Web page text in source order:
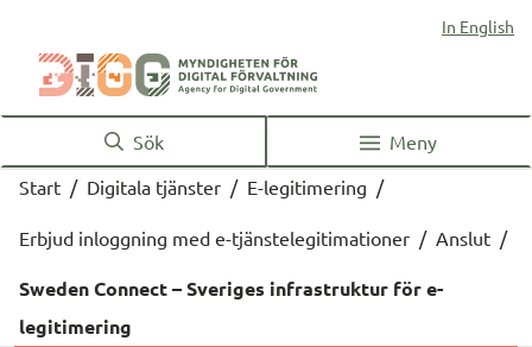
In English
Sök
Meny
Start / Digitala tjänster / E-legitimering /
Erbjud inloggning med e-tjänstelegitimationer / Anslut /
Sweden Connect – Sveriges infrastruktur för e-
legitimering